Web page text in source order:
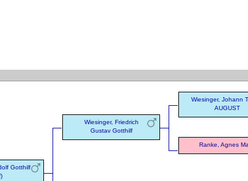
Gotthilf
Wiesinger, Friedrich
Gustav Gotthilf
Wiesinger, Johann
AUGUST
Ranke, Agnes